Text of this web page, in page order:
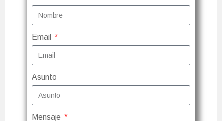
Email
Asunto
Mensaje